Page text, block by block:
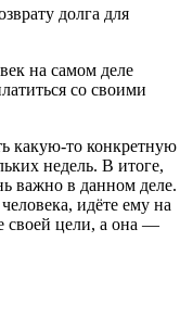
долга для
на самом деле
со своими
какую-то конкретную
недель. В итоге,
важно в данном деле.
идёте ему на
своей цели, а она —